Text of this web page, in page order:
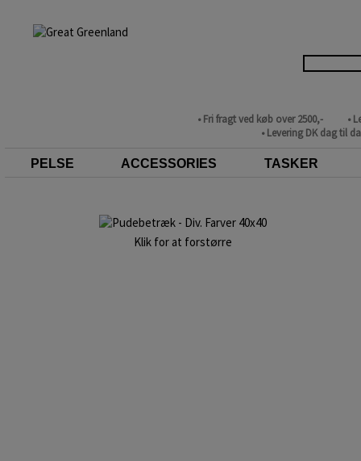
• Fri fragt ved køb over 2500,-
•
• Levering DK dag til
PELSE ACCESSORIES TASKER
Klik for at forstørre